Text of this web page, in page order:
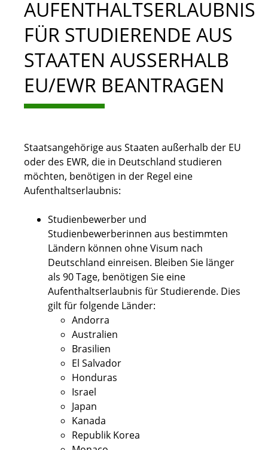
AUFENTHALTSERLAUBNIS
FÜR STUDIERENDE AUS
STAATEN AUSSERHALB E
U/EWR BEANTRAGEN
Staatsangehörige aus Staaten außerhalb der EU
oder des EWR, die in Deutschland studieren
möchten, benötigen in der Regel eine
Aufenthaltserlaubnis:
Studienbewerber und
Studienbewerberinnen aus bestimmten
Ländern können ohne Visum nach
Deutschland einreisen. Bleiben Sie länger
als 90 Tage, benötigen Sie eine
Aufenthaltserlaubnis für Studierende. Dies
gilt für folgende Länder:
Andorra
Australien
Brasilien
El Salvador
Honduras
Israel
Japan
Kanada
Republik Korea